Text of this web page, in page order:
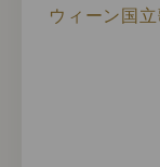
ウィーン国